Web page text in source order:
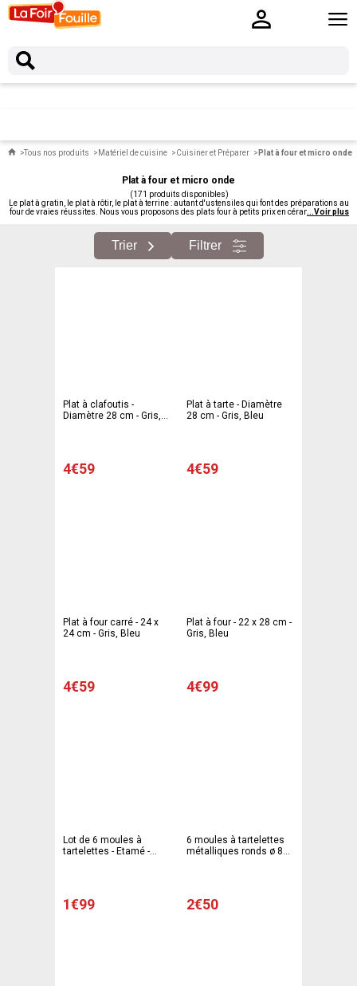
Tous nos produits Matériel de cuisine Cuisiner et Préparer Plat à four et micro onde
Plat à four et micro onde
(171 produits disponibles)
Le plat à gratin, le plat à rôtir, le plat à terrine : autant d'ustensiles qui font des préparations au
four de vraies réussites. Nous vous proposons des plats four à petits prix en céramique, grès,
...Voir plus
Trier Filtrer
Plat à clafoutis -
Diamètre 28 cm - Gris,
4€59
Plat à tarte - Diamètre
28 cm - Gris, Bleu
4€59
Plat à four carré - 24 x
24 cm - Gris, Bleu
4€59
Plat à four - 22 x 28 cm -
Gris, Bleu
4€99
Lot de 6 moules à
tartelettes - Etamé -
1€99
6 moules à tartelettes
métalliques ronds ø 8
2€50